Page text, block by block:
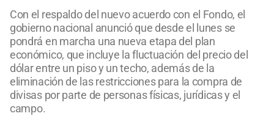
Con el respaldo del nuevo acuerdo con el Fondo, el
gobierno nacional anunció que desde el lunes se
pondrá en marcha una nueva etapa del plan
económico, que incluye la fluctuación del precio del
dólar entre un piso y un techo, además de la
eliminación de las restricciones para la compra de
divisas por parte de personas físicas, jurídicas y el
campo.